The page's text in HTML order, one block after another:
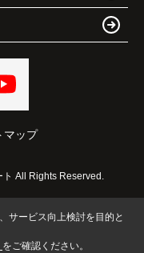
マップ
All Rights Reserved.
サービス向上検討を目的と
をご確認ください。